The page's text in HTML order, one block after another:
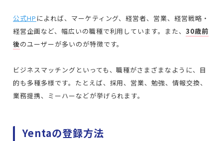
公式HP によれば、マーケティング、経営者、営業、経営戦略・
経営企画など、幅広いの職種で利用しています。また、30歳前
後のユーザーが多いのが特徴です。
ビジネスマッチングといっても、職種がさまざまなように、目
的も多種多様です。 たとえば、採用、営業、勉強、情報交換、
業務提携、ミーハーなどが挙げられます。
Yentaの登録方法